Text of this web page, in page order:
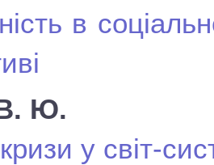
в
В. Ю.
у світ-